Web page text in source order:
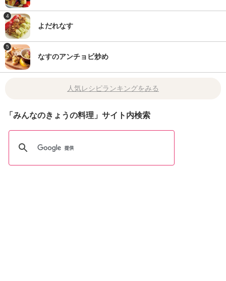
4
よだれなす
5
なすのアンチョビ炒め
人気レシピランキングをみる
「みんなのきょうの料理」サイト内検索